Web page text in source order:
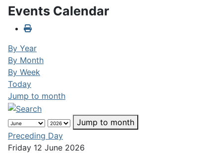
Events Calendar
By Year
By Month
By Week
Today
Jump to month
Jump to month
Preceding Day
Friday 12 June 2026